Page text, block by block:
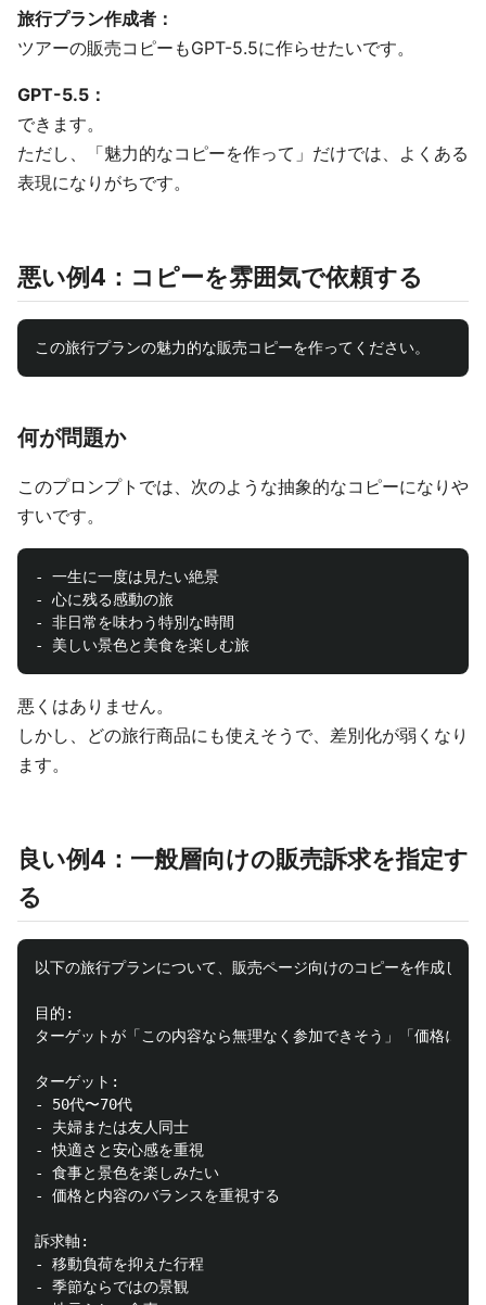
旅行プラン作成者：
ツアーの販売コピーもGPT-5.5に作らせたいです。
GPT-5.5：
できます。
ただし、「魅力的なコピーを作って」だけでは、よくある
表現になりがちです。
悪い例4：コピーを雰囲気で依頼する
何が問題か
このプロンプトでは、次のような抽象的なコピーになりや
すいです。
- 一生に一度は見たい絶景
- 心に残る感動の旅
- 非日常を味わう特別な時間
悪くはありません。
しかし、どの旅行商品にも使えそうで、差別化が弱くなり
ます。
良い例4：一般層向けの販売訴求を指定す
る
以下の旅行プランについて、販売ページ向けのコピーを作成して
目的:
ターゲットが「この内容なら無理なく参加できそう」「価格に
ターゲット:
- 50代〜70代
- 夫婦または友人同士
- 快適さと安心感を重視
- 食事と景色を楽しみたい
- 価格と内容のバランスを重視する
訴求軸:
- 移動負荷を抑えた行程
- 季節ならではの景観